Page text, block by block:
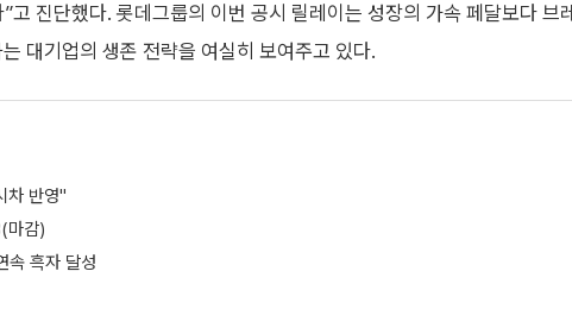
고 진단했다. 롯데그룹의 이번 공시 릴레이는 성장의 가속 페달보다 브레
대기업의 생존 전략을 여실히 보여주고 있다.
차 반영"
마감)
속 흑자 달성